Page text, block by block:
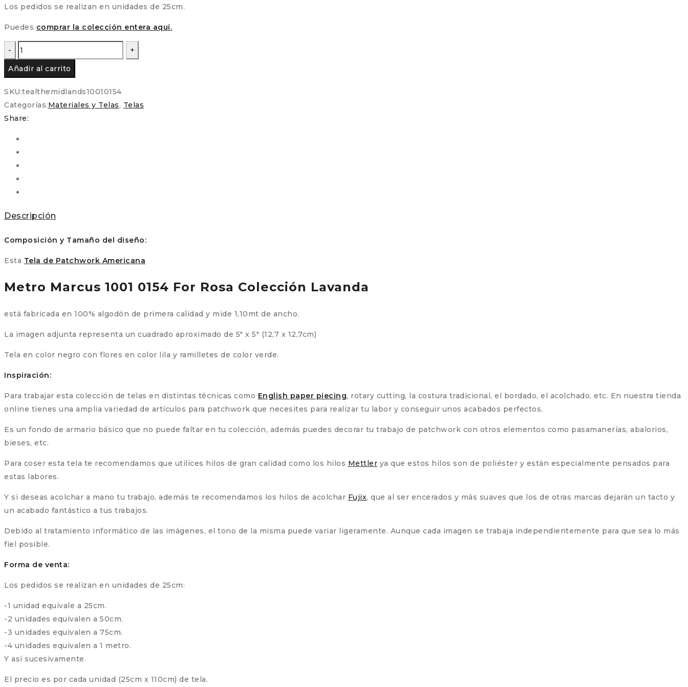
Los pedidos se realizan en unidades de 25cm.
Puedes comprar la colección entera aquí.
Tela
de
Patchwork
Americana
color
verde
(Marcus
Fabrics
1001
The
cantidad
Añadir al carrito
SKU:tealthemidlands10010154
Categorías:Materiales y Telas, Telas
Share:
Descripción
Composición y Tamaño del diseño:
Esta Tela de Patchwork Americana
Metro Marcus 1001 0154 For Rosa Colección Lavanda
está fabricada en 100% algodón de primera calidad y mide 1,10mt de ancho.
La imagen adjunta representa un cuadrado aproximado de 5″ x 5″ (12,7 x 12,7cm)
Tela en color negro con flores en color lila y ramilletes de color verde.
Inspiración:
Para trabajar esta colección de telas en distintas técnicas como English paper piecing, rotary cutting, la costura tradicional, el bordado, el acolchado, etc. En nuestra tienda
online tienes una amplia variedad de artículos para patchwork que necesites para realizar tu labor y conseguir unos acabados perfectos.
Es un fondo de armario básico que no puede faltar en tu colección, además puedes decorar tu trabajo de patchwork con otros elementos como pasamanerías, abalorios,
bieses, etc.
Para coser esta tela te recomendamos que utilices hilos de gran calidad como los hilos Mettler ya que estos hilos son de poliéster y están especialmente pensados para
estas labores.
Y si deseas acolchar a mano tu trabajo, además te recomendamos los hilos de acolchar Fujix, que al ser encerados y más suaves que los de otras marcas dejarán un tacto y
un acabado fantástico a tus trabajos.
Debido al tratamiento informático de las imágenes, el tono de la misma puede variar ligeramente. Aunque cada imagen se trabaja independientemente para que sea lo más
fiel posible.
Forma de venta:
Los pedidos se realizan en unidades de 25cm:
-1 unidad equivale a 25cm.
-2 unidades equivalen a 50cm.
-3 unidades equivalen a 75cm.
-4 unidades equivalen a 1 metro.
Y así sucesivamente.
El precio es por cada unidad (25cm x 110cm) de tela.